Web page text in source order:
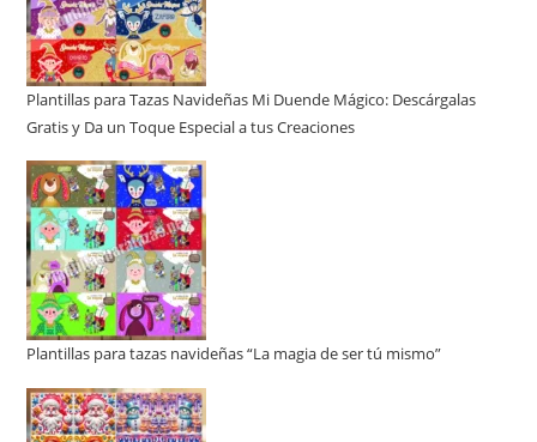
Plantillas para Tazas Navideñas Mi Duende Mágico: Descárgalas
Gratis y Da un Toque Especial a tus Creaciones
Plantillas para tazas navideñas “La magia de ser tú mismo”